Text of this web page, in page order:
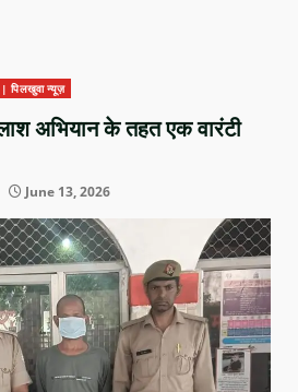
न्यूज़
अभियान के तहत एक वारंटी
June 13, 2026